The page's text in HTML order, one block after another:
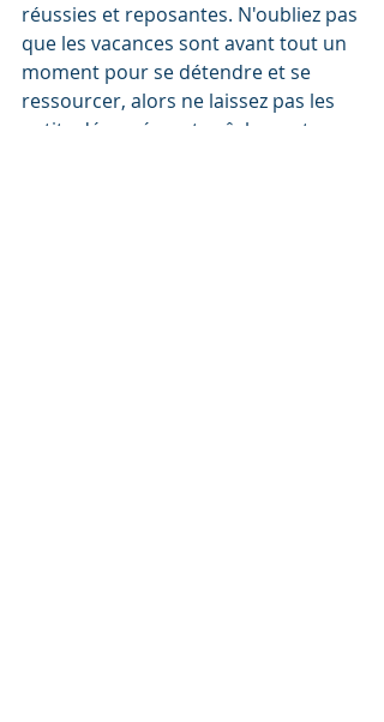
réussies et reposantes. N'oubliez pas
que les vacances sont avant tout un
moment pour se détendre et se
ressourcer, alors ne laissez pas les
petits désagréments gâcher votre